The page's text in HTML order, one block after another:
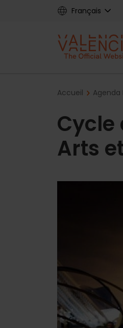
Français
Accueil Agenda
Cycle
Arts